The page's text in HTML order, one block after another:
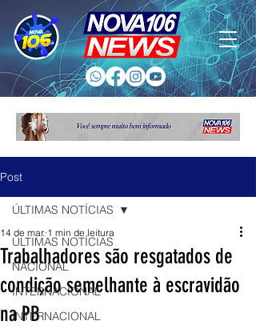
Post
ÚLTIMAS NOTÍCIAS
NACIONAL
INTERNACIONAL
INTERNACIONAL
ÚLTIMAS NOTÍCIAS
Trabalhadores são resgatados de
condição semelhante à escravidão
na PB
14 de mar. 1 min de leitura